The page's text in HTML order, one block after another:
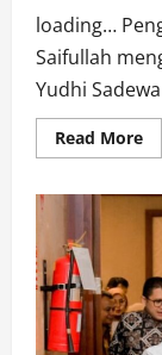
loading…
Saifullah
Yudhi
Read More